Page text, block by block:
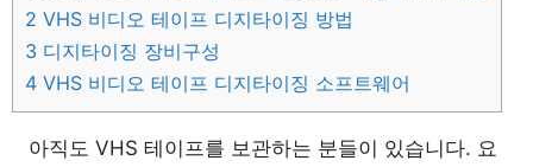
2 VHS 비디오 테이프 디지타이징 방법
3 디지타이징 장비구성
4 VHS 비디오 테이프 디지타이징 소프트웨어
아직도 VHS 테이프를 보관하는 분들이 있습니다. 요